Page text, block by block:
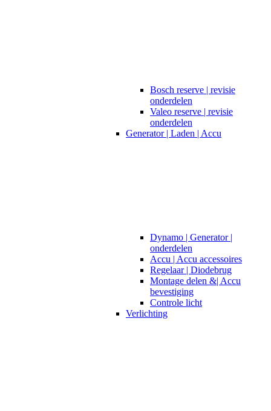
Bosch reserve | revisie
onderdelen
Valeo reserve | revisie
onderdelen
Generator | Laden | Accu
Dynamo | Generator |
onderdelen
Accu | Accu accessoires
Regelaar | Diodebrug
Montage delen &| Accu
bevestiging
Controle licht
Verlichting